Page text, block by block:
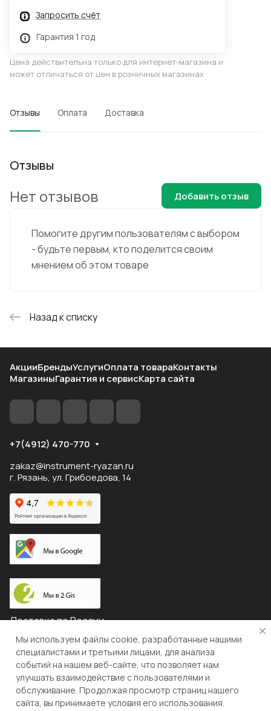
Запросить счёт
Гарантия 1 год
Цена действительна только для интернет-магазина и
может отличаться от цен в розничных магазинах
Отзывы Оплата Доставка
Отзывы
Помогите другим пользователям с выбором
- будьте первым, кто поделится своим
мнением об этом товаре
Нет отзывов Добавить отзыв
Назад к списку
АкцииБрендыУслугиОплата товараКонтакты
МагазиныГарантия и сервисКарта сайта
+7(4912) 470-770
zakaz@instrument-ryazan.ru
г. Рязань, ул. Грибоедова, 14
Доставка по России
© 2026 "ЛЕВША"
Конфиденциальность Оферта
Мы используем файлы cookie, разработанные нашими
специалистами и третьими лицами, для анализа
событий на нашем веб-сайте, что позволяет нам
улучшать взаимодействие с пользователями и
обслуживание. Продолжая просмотр страниц нашего
сайта, вы принимаете условия его использования.